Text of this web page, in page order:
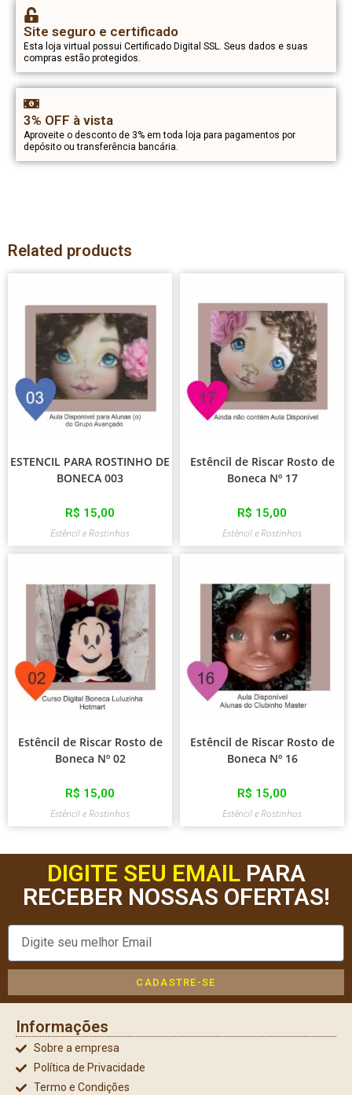
Site seguro e certificado
Esta loja virtual possui Certificado Digital SSL. Seus dados e suas
compras estão protegidos.
3% OFF à vista
Aproveite o desconto de 3% em toda loja para pagamentos por
depósito ou transferência bancária.
Related products
ESTENCIL PARA ROSTINHO DE
BONECA 003
R$ 15,00
Estêncil e Rostinhos
Estêncil de Riscar Rosto de
Boneca Nº 17
R$ 15,00
Estêncil e Rostinhos
Estêncil de Riscar Rosto de
Boneca Nº 02
R$ 15,00
Estêncil e Rostinhos
Estêncil de Riscar Rosto de
Boneca Nº 16
R$ 15,00
Estêncil e Rostinhos
DIGITE SEU EMAILPARA
RECEBER NOSSAS OFERTAS!
CADASTRE-SE
Informações
Sobre a empresa
Política de Privacidade
Termo e Condições